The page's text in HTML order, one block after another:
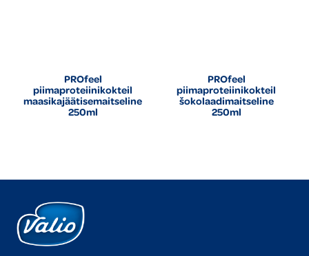
PROfeel
piimaproteiinikokteil
maasikajäätisemaitseline
250ml
PROfeel
piimaproteiinikokteil
šokolaadimaitseline
250ml